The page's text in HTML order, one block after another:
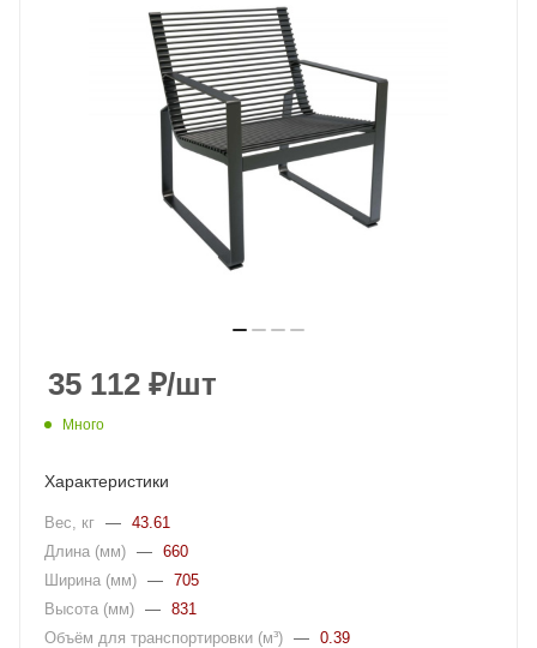
35 112 ₽/шт
Много
Характеристики
Вес, кг — 43.61
Длина (мм) — 660
Ширина (мм) — 705
Высота (мм) — 831
Объём для транспортировки (м³) — 0.39